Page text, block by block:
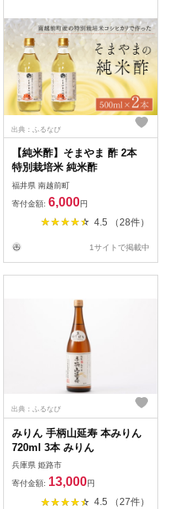
出典：ふるなび
【純米酢】そまやま 酢 2本
特別栽培米 純米酢
福井県 南越前町
寄付金額: 6,000円
4.5 （28件）
1サイトで掲載中
出典：ふるなび
みりん 手柄山延寿 本みりん
720ml 3本 みりん
兵庫県 姫路市
寄付金額: 13,000円
4.5 （27件）